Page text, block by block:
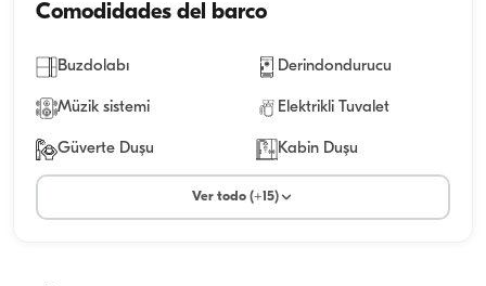
Comodidades del barco
Buzdolabı Derindondurucu
Müzik sistemi Elektrikli Tuvalet
Güverte Duşu Kabin Duşu
Ver todo (+15)